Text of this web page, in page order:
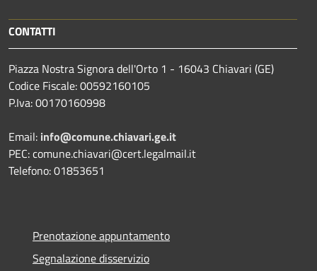
CONTATTI
Piazza Nostra Signora dell'Orto 1 - 16043 Chiavari (GE)
Codice Fiscale: 00592160105
P.Iva: 00170160998
Email: info@comune.chiavari.ge.it
PEC: comune.chiavari@cert.legalmail.it
Telefono: 01853651
Prenotazione appuntamento
Segnalazione disservizio